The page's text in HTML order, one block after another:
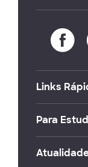
Links
Para